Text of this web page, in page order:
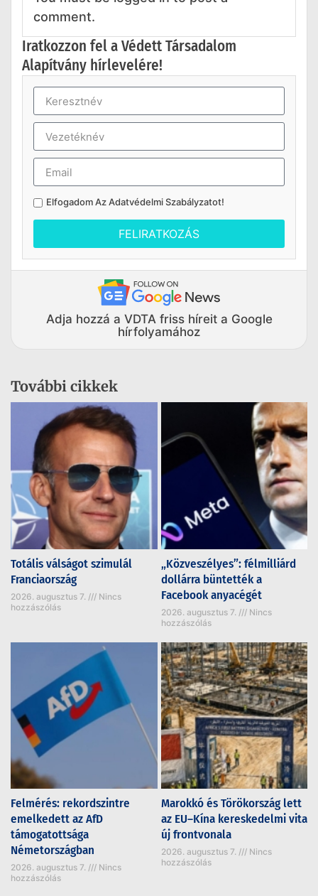
comment.
Iratkozzon fel a Védett Társadalom
Alapítvány hírlevelére!
Elfogadom AzAdatvédelmi Szabályzatot!
FELIRATKOZÁS
Adja hozzá a VDTA friss híreit a Google
hírfolyamához
További cikkek
Totális válságot szimulál
Franciaország
2026. augusztus 7.
Nincs
hozzászólás
„Közveszélyes”: félmilliárd
dollárra büntették a
Facebook anyacégét
2026. augusztus 7.
Nincs
hozzászólás
Felmérés: rekordszintre
emelkedett az AfD
támogatottsága
Németországban
2026. augusztus 7.
Nincs
hozzászólás
Marokkó és Törökország lett
az EU–Kína kereskedelmi vita
új frontvonala
2026. augusztus 7.
Nincs
hozzászólás